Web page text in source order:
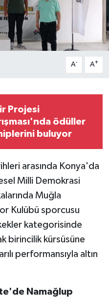
A- A+
Projesi
ödüller
buluyor
arasında Konya'da
Milli Demokrasi
Muğla
Kulübü sporcusu
kategorisinde
birincilik kürsüsüne
performansıyla altın
Namağlup